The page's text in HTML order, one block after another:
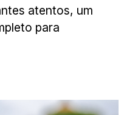
atentos, um
para